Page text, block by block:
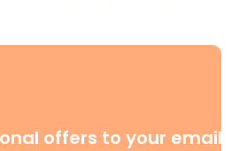
offers to your email